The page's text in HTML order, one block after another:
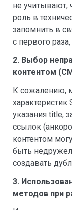
не учитывают,
роль в
запомнить в
с первого
2. Выбор
контентом
К сожалению,
указания title,
ссылок
контентом
быть
создавать
3.
методов при